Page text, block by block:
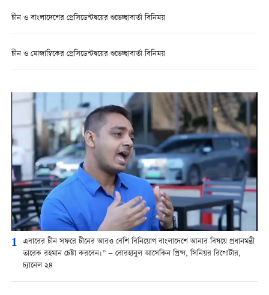
চীন ও বাংলাদেশের প্রেসিডেন্টদ্বয়ের শুভেচ্ছাবার্তা বিনিময়
চীন ও মোজাম্বিকের প্রেসিডেন্টদ্বয়ের শুভেচ্ছাবার্তা বিনিময়
1 এবারের চীন সফরে চীনের আরও বেশি বিনিয়োগ বাংলাদেশে আনার বিষয়ে প্রধানমন্ত্রী
তারেক রহমান চেষ্টা করবেন।” — বোরহানুল আসেকিন প্রিন্স, সিনিয়র রিপোর্টার,
চ্যানেল ২৪